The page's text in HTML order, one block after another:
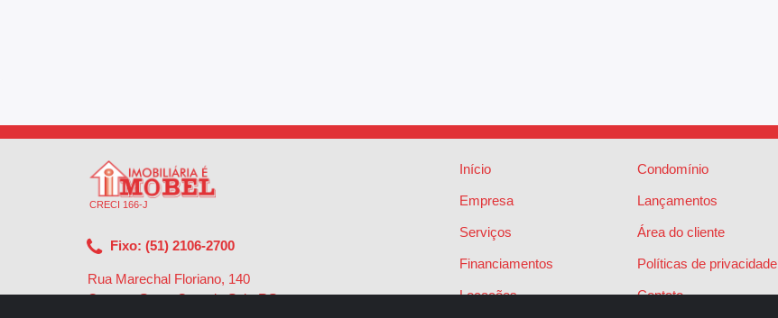
CRECI 166-J
Fixo: (51) 2106-2700
Rua Marechal Floriano, 140
Centro - Santa Cruz do Sul - RS -
Início
Empresa
Serviços
Financiamentos
Locações
Condomínio
Lançamentos
Área do cliente
Políticas de privacidade
Contato